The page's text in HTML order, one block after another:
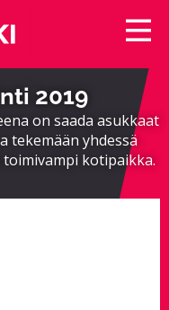
2019
on saada asukkaat
tekemään yhdessä
kotipaikka.